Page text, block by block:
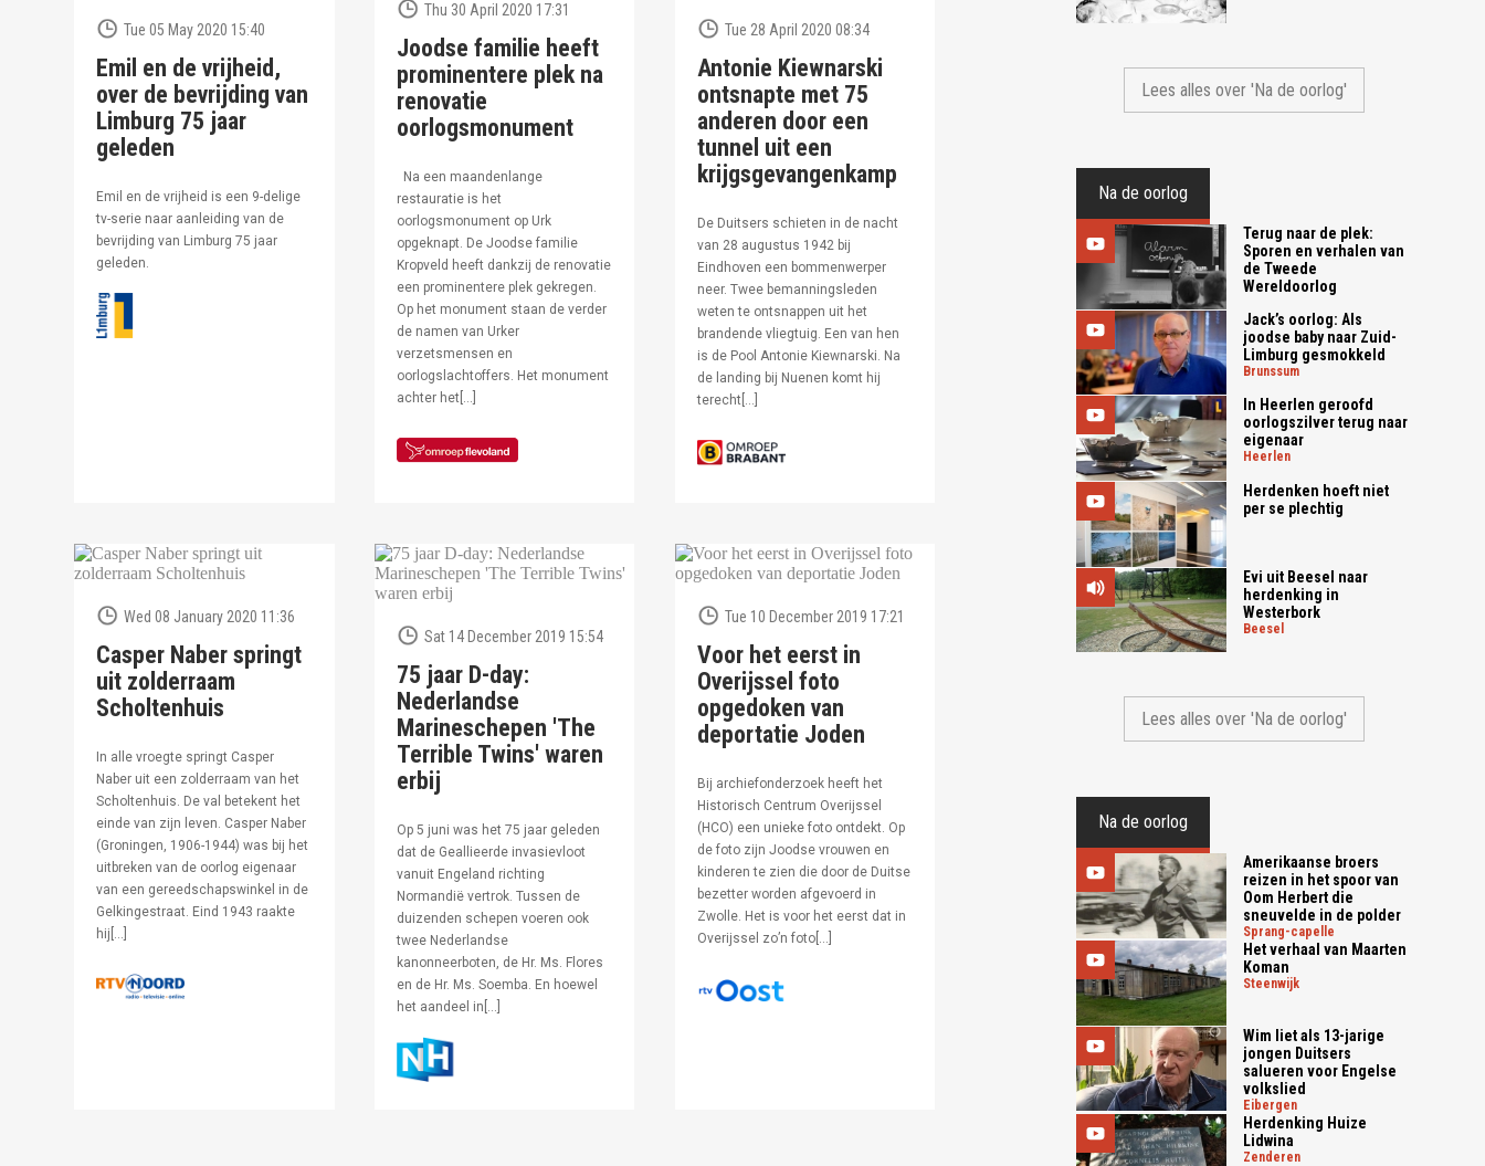
Tue 05 May 2020 15:40
Emil en de vrijheid,
over de bevrijding van
Limburg 75 jaar
geleden
Emil en de vrijheid is een 9-delige
tv-serie naar aanleiding van de
bevrijding van Limburg 75 jaar
geleden.
Thu 30 April 2020 17:31
Joodse familie heeft
prominentere plek na
renovatie
oorlogsmonument
Na een maandenlange
restauratie is het
oorlogsmonument op Urk
opgeknapt. De Joodse familie
Kropveld heeft dankzij de renovatie
een prominentere plek gekregen.
Op het monument staan de verder
de namen van Urker
verzetsmensen en
oorlogslachtoffers. Het monument
achter het[…]
Tue 28 April 2020 08:34
Antonie Kiewnarski
ontsnapte met 75
anderen door een
tunnel uit een
krijgsgevangenkamp
De Duitsers schieten in de nacht
van 28 augustus 1942 bij
Eindhoven een bommenwerper
neer. Twee bemanningsleden
weten te ontsnappen uit het
brandende vliegtuig. Een van hen
is de Pool Antonie Kiewnarski. Na
de landing bij Nuenen komt hij
terecht[…]
Wed 08 January 2020 11:36
Casper Naber springt
uit zolderraam
Scholtenhuis
In alle vroegte springt Casper
Naber uit een zolderraam van het
Scholtenhuis. De val betekent het
einde van zijn leven. Casper Naber
(Groningen, 1906-1944) was bij het
uitbreken van de oorlog eigenaar
van een gereedschapswinkel in de
Gelkingestraat. Eind 1943 raakte
hij[…]
Sat 14 December 2019 15:54
75 jaar D-day:
Nederlandse
Marineschepen 'The
Terrible Twins' waren
erbij
Op 5 juni was het 75 jaar geleden
dat de Geallieerde invasievloot
vanuit Engeland richting
Normandië vertrok. Tussen de
duizenden schepen voeren ook
twee Nederlandse
kanonneerboten, de Hr. Ms. Flores
en de Hr. Ms. Soemba. En hoewel
het aandeel in[…]
Tue 10 December 2019 17:21
Voor het eerst in
Overijssel foto
opgedoken van
deportatie Joden
Bij archiefonderzoek heeft het
Historisch Centrum Overijssel
(HCO) een unieke foto ontdekt. Op
de foto zijn Joodse vrouwen en
kinderen te zien die door de Duitse
bezetter worden afgevoerd in
Zwolle. Het is voor het eerst dat in
Overijssel zo’n foto[…]
Lees alles over 'Na de oorlog'
Na de oorlog
Terug naar de plek:
Sporen en verhalen van
de Tweede
Wereldoorlog
Jack’s oorlog: Als
joodse baby naar Zuid-
Limburg gesmokkeld
brunssum
In Heerlen geroofd
oorlogszilver terug naar
eigenaar
heerlen
Herdenken hoeft niet
per se plechtig
Evi uit Beesel naar
herdenking in
Westerbork
beesel
Lees alles over 'Na de oorlog'
Na de oorlog
Amerikaanse broers
reizen in het spoor van
Oom Herbert die
sneuvelde in de polder
sprang-capelle
Het verhaal van Maarten
Koman
steenwijk
Wim liet als 13-jarige
jongen Duitsers
salueren voor Engelse
volkslied
eibergen
Herdenking Huize
Lidwina
zenderen